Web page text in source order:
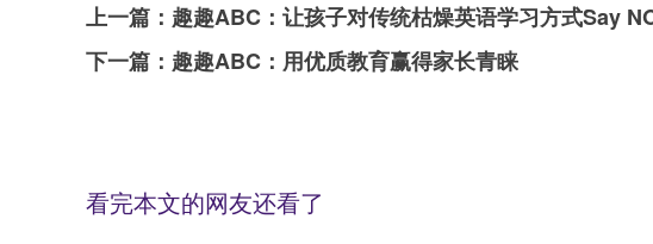
上一篇： 趣趣ABC：让孩子对传统枯燥英语学习方式Say
下一篇： 趣趣ABC：用优质教育赢得家长青睐
看完本文的网友还看了